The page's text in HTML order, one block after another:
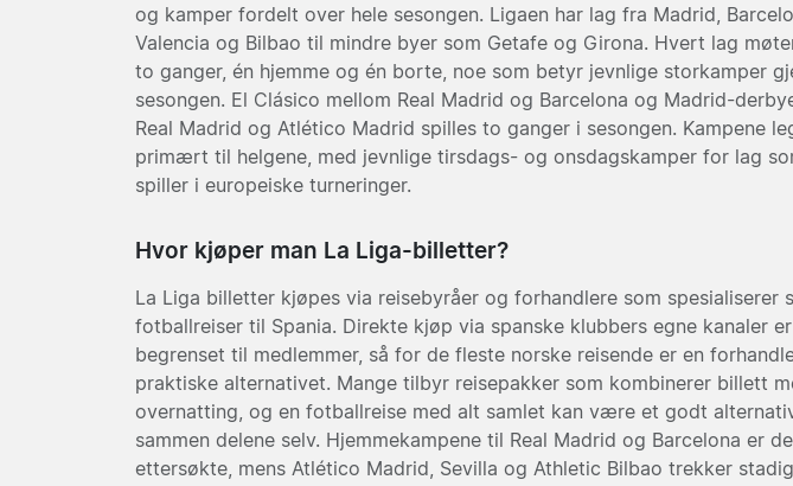
og kamper fordelt over hele sesongen. Ligaen har lag fra Madrid,
Valencia og Bilbao til mindre byer som Getafe og Girona. Hvert lag
to ganger, én hjemme og én borte, noe som betyr jevnlige storkamper
sesongen. El Clásico mellom Real Madrid og Barcelona og Madrid-
Real Madrid og Atlético Madrid spilles to ganger i sesongen. Kampene
primært til helgene, med jevnlige tirsdags- og onsdagskamper for lag
spiller i europeiske turneringer.
Hvor kjøper man La Liga-billetter?
La Liga billetter kjøpes via reisebyråer og forhandlere som spesialiserer
fotballreiser til Spania. Direkte kjøp via spanske klubbers egne kanaler
begrenset til medlemmer, så for de fleste norske reisende er en
praktiske alternativet. Mange tilbyr reisepakker som kombinerer billett
overnatting, og en fotballreise med alt samlet kan være et godt
sammen delene selv. Hjemmekampene til Real Madrid og Barcelona er
ettersøkte, mens Atlético Madrid Sevilla og Athletic Bilbao trekker